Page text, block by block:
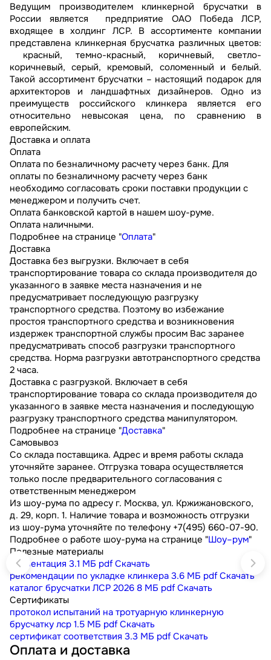
Ведущим производителем клинкерной брусчатки в
России является предприятие ОАО Победа ЛСР,
входящее в холдинг ЛСР. В ассортименте компании
представлена клинкерная брусчатка различных цветов:
красный, темно-красный, коричневый, светло-
коричневый, серый, кремовый, соломенный и белый.
Такой ассортимент брусчатки – настоящий подарок для
архитекторов и ландшафтных дизайнеров. Одно из
преимуществ российского клинкера является его
относительно невысокая цена, по сравнению в
европейским.
Доставка и оплата
Оплата
Оплата по безналичному расчету через банк. Для
оплаты по безналичному расчету через банк
необходимо согласовать сроки поставки продукции с
менеджером и получить счет.
Оплата банковской картой в нашем шоу-руме.
Оплата наличными.
Подробнее на странице "Оплата"
Доставка
Доставка без выгрузки. Включает в себя
транспортирование товара со склада производителя до
указанного в заявке места назначения и не
предусматривает последующую разгрузку
транспортного средства. Поэтому во избежание
простоя транспортного средства и возникновения
издержек транспортной службы просим Вас заранее
предусматривать способ разгрузки транспортного
средства. Норма разгрузки автотранспортного средства
2 часа.
Доставка с разгрузкой. Включает в себя
транспортирование товара со склада производителя до
указанного в заявке места назначения и последующую
разгрузку транспортного средства манипулятором.
Подробнее на странице "Доставка"
Самовывоз
Со склада поставщика. Адрес и время работы склада
уточняйте заранее. Отгрузка товара осуществляется
только после предварительного согласования с
ответственным менеджером
Из шоу-рума по адресу г. Москва, ул. Кржижановского,
д. 29, корп. 1. Наличие товара и возможность отгрузки
из шоу-рума уточняйте по телефону +7(495) 660-07-90.
Подробнее о работе шоу-рума на странице "Шоу–рум"
Полезные материалы
презентация 3.1 МБ pdf Скачать
рекомендации по укладке клинкера 3.6 МБ pdf Скачать
каталог брусчатки ЛСР 2026 8 МБ pdf Скачать
Сертификаты
протокол испытаний на тротуарную клинкерную
брусчатку лср 1.5 МБ pdf Скачать
сертификат соответствия 3.3 МБ pdf Скачать
Оплата и доставка